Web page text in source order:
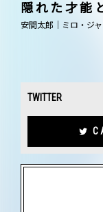
隠れた才能
安間太郎｜ミロ・ジ
TWITTER